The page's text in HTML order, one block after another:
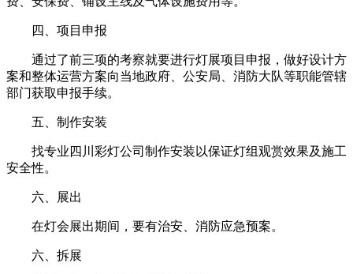
四、项目申报
通过了前三项的考察就要进行灯展项目申报，做好设计方
案和整体运营方案向当地政府、公安局、消防大队等职能管辖
部门获取申报手续。
五、制作安装
找专业四川彩灯公司制作安装以保证灯组观赏效果及施工
安全性。
六、展出
在灯会展出期间，要有治安、消防应急预案。
六、拆展